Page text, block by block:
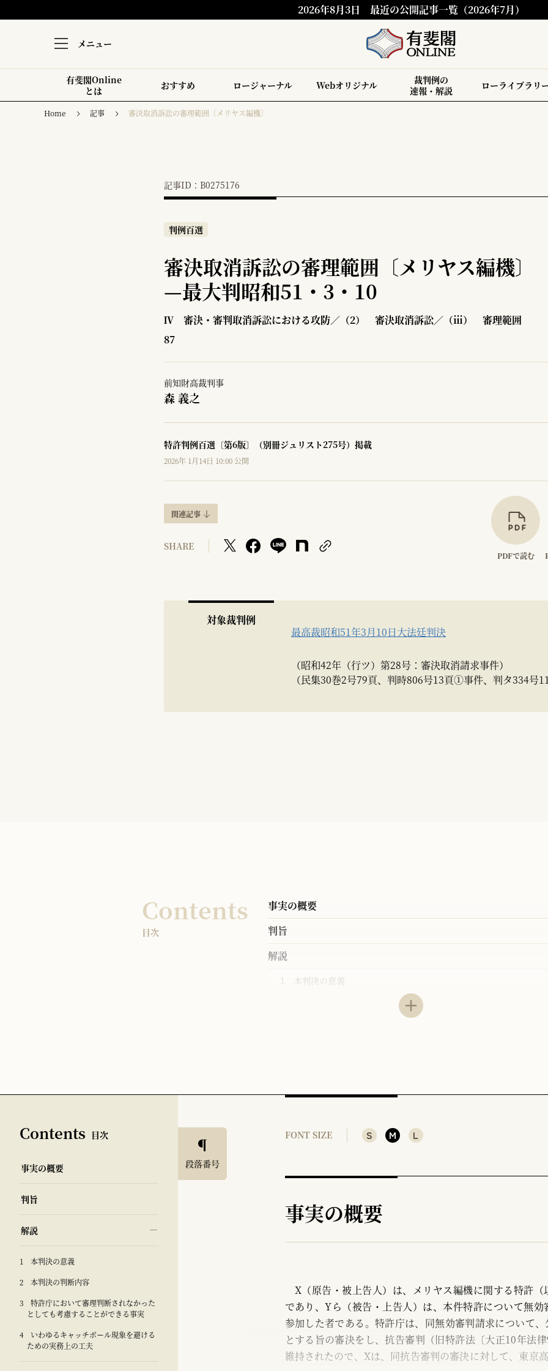
2026年8月3日 最近の公開記事一覧（2026年7月）
メニュー
有斐閣Online
とは
おすすめ ロージャーナル Webオリジナル
裁判例の
速報・解説
ローライブラリ
Home 記事 審決取消訴訟の審理範囲〔メリヤス編機〕
記事ID：B0275176
判例百選
審決取消訴訟の審理範囲〔メリヤス編機〕
—最大判昭和51・3・10
Ⅳ 審決・審判取消訴訟における攻防／（2） 審決取消訴訟／（ⅲ） 審理範囲
87
前知財高裁判事
森 義之
特許判例百選〔第6版〕（別冊ジュリスト275号）掲載
2026年 1月14日 10:00 公開
関連記事
SHARE
PDFで読む
対象裁判例
最高裁昭和51年3月10日大法廷判決
（昭和42年（行ツ）第28号：審決取消請求事件）
（民集30巻2号79頁、判時806号13頁①事件、判タ334号
Contents
目次
事実の概要
判旨
解説
1 本判決の意義
段落番号
Contents 目次
事実の概要
判旨
解説
1 本判決の意義
2 本判決の判断内容
3 特許庁において審理判断されなかった
としても考慮することができる事実
4 いわゆるキャッチボール現象を避ける
ための実務上の工夫
FONT SIZE S M L
事実の概要
X（原告・被上告人）は、メリヤス編機に関する特許
であり、Yら（被告・上告人）は、本件特許について無
参加した者である。特許庁は、同無効審判請求について
とする旨の審決をし、抗告審判（旧特許法〔大正10年法
維持されたので、Xは、同抗告審判の審決に対して、東京